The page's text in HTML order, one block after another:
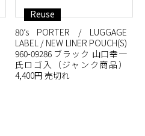
Reuse
80’s PORTER / LUGGAGE
LABEL / NEW LINER POUCH(S)
960-09286 ブラック 山口幸一
氏ロゴ入（ジャンク商品）
4,400円 売切れ